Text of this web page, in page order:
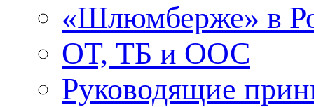
«Шлюмберже» в
ОТ, ТБ и ООС
Руководящие